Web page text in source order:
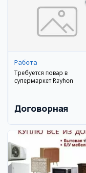
Работа
Требуется повар в
супермаркет Rayhon
Договорная